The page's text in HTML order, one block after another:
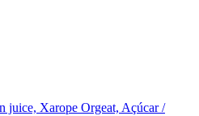
juice, Xarope Orgeat, Açúcar /